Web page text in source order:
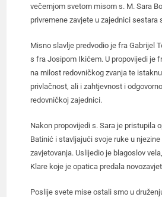
večernjom svetom misom s. M. Sara
privremene zavjete u zajednici sestara
Misno slavlje predvodio je fra Gabrijel
s fra Josipom Ikićem. U propovijedi je
na milost redovničkog zvanja te
privlačnost, ali i zahtjevnost i
redovničkoj zajednici.
Nakon propovijedi s. Sara je pristupila
Batinić i stavljajući svoje ruke u
zavjetovanja. Uslijedio je blagoslov
Klare koje je opatica predala
Poslije svete mise ostali smo u